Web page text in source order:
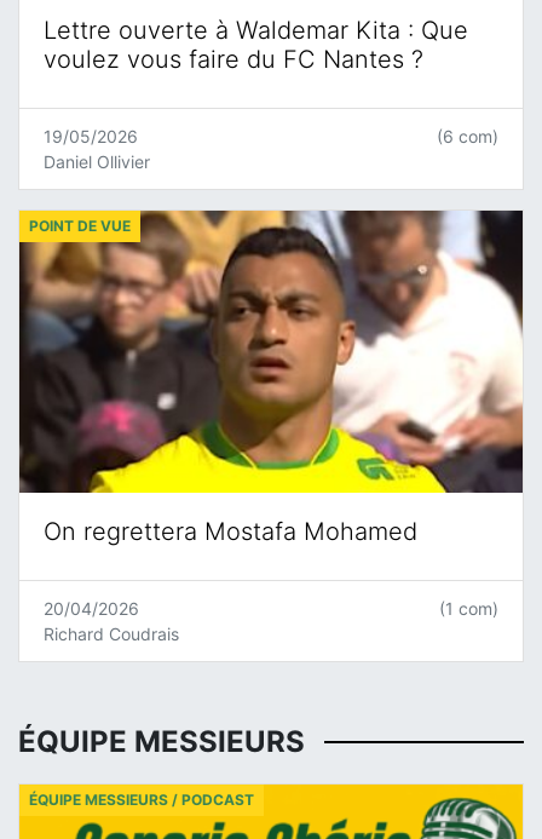
Lettre ouverte à Waldemar Kita : Que
voulez vous faire du FC Nantes ?
19/05/2026
Daniel Ollivier
(6 com)
On regrettera Mostafa Mohamed
POINT DE VUE
20/04/2026
Richard Coudrais
(1 com)
ÉQUIPE MESSIEURS
ÉQUIPE MESSIEURS / PODCAST